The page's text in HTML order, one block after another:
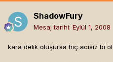
ShadowFury
Mesaj tarihi: Eylül 1, 2008
kara delik oluşursa hiç acısız bi